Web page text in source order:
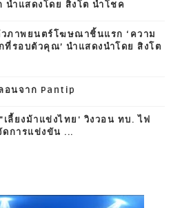
ำแสดงโดย สิงโต นำโชค
ตัวภาพยนตร์โฆษณาชิ้นแรก ‘ความ
รอบตัวคุณ’ นำแสดงนำโดย สิงโต
อนจาก Pantip
เลี้ยงม้าแข่งไทย' วิงวอน ทบ. ไฟ
ดการแข่งขัน ...